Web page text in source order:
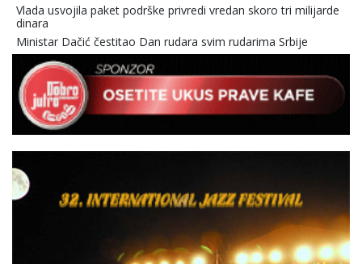
Vlada usvojila paket podrške privredi vredan skoro tri milijarde
dinara
Ministar Dačić čestitao Dan rudara svim rudarima Srbije